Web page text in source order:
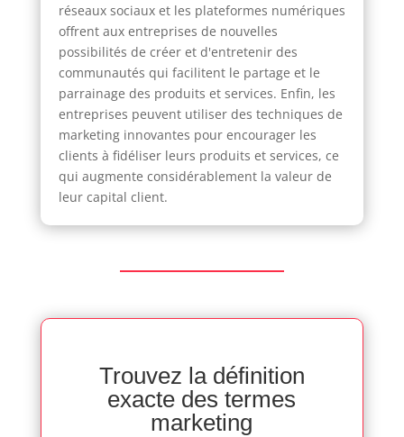
réseaux sociaux et les plateformes numériques
offrent aux entreprises de nouvelles
possibilités de créer et d'entretenir des
communautés qui facilitent le partage et le
parrainage des produits et services. Enfin, les
entreprises peuvent utiliser des techniques de
marketing innovantes pour encourager les
clients à fidéliser leurs produits et services, ce
qui augmente considérablement la valeur de
leur capital client.
Trouvez la définition
exacte des termes
marketing